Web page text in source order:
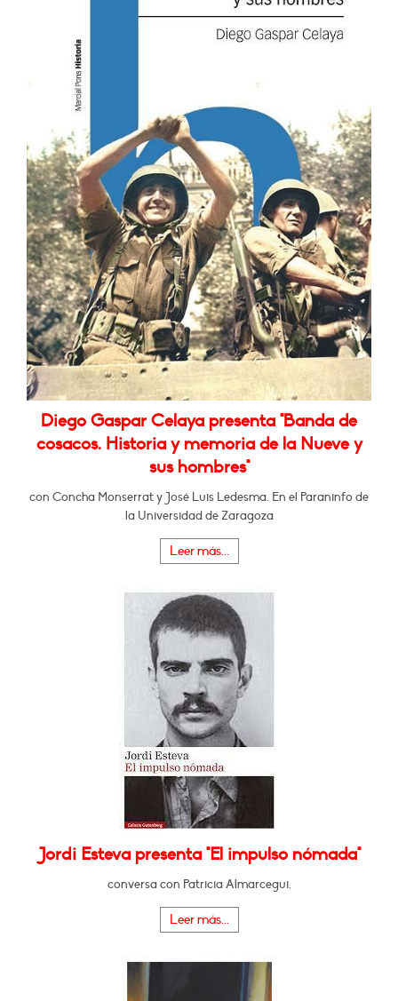
Diego Gaspar Celaya presenta "Banda de
cosacos. Historia y memoria de la Nueve y
sus hombres"
con Concha Monserrat y José Luis Ledesma. En el Paraninfo de
la Universidad de Zaragoza
Leer más...
Jordi Esteva presenta "El impulso nómada"
conversa con Patricia Almarcegui.
Leer más...